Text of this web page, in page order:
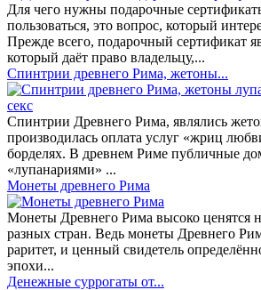
Для чего нужны подарочные
пользоваться, это вопрос, который
Прежде всего, подарочный сертификат
который даёт право владельцу,...
Спинтрии древнего Рима, жетоны...
Спинтрии Древнего Рима, являлись
производилась оплата услуг «жриц
борделях. В древнем Риме публичные
«лупанариями» ...
Монеты древнего Рима
Монеты Древнего Рима высоко ценятся
разных стран. Ведь монеты Древнего
раритет, и ценный свидетель
эпохи...
Денежные суррогаты от...